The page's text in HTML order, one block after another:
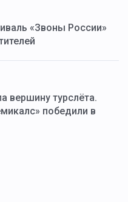
«Звоны России»
вершину турслёта.
победили в